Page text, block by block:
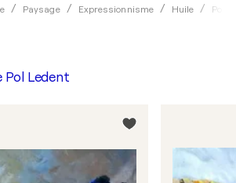
Paysage Expressionnisme Huile Pol
Pol Ledent